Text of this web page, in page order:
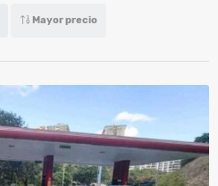
Mayor precio